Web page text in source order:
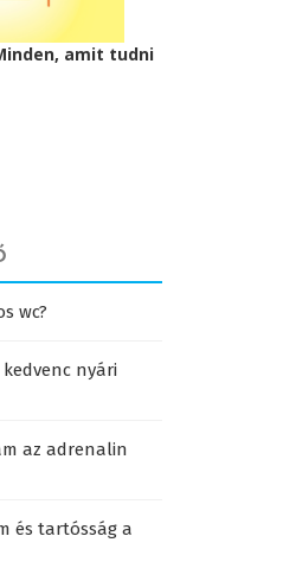
amit tudni
wc?
nyári
az adrenalin
és tartósság a